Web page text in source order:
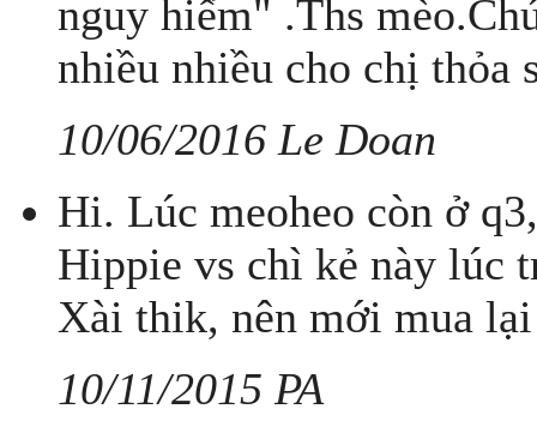
nguy hiểm" .Ths
nhiều nhiều cho chị thỏa
10/06/2016 Le Doan
Hi. Lúc meoheo còn ở
Hippie vs chì kẻ này lúc
Xài thik, nên mới mua
10/11/2015 PA